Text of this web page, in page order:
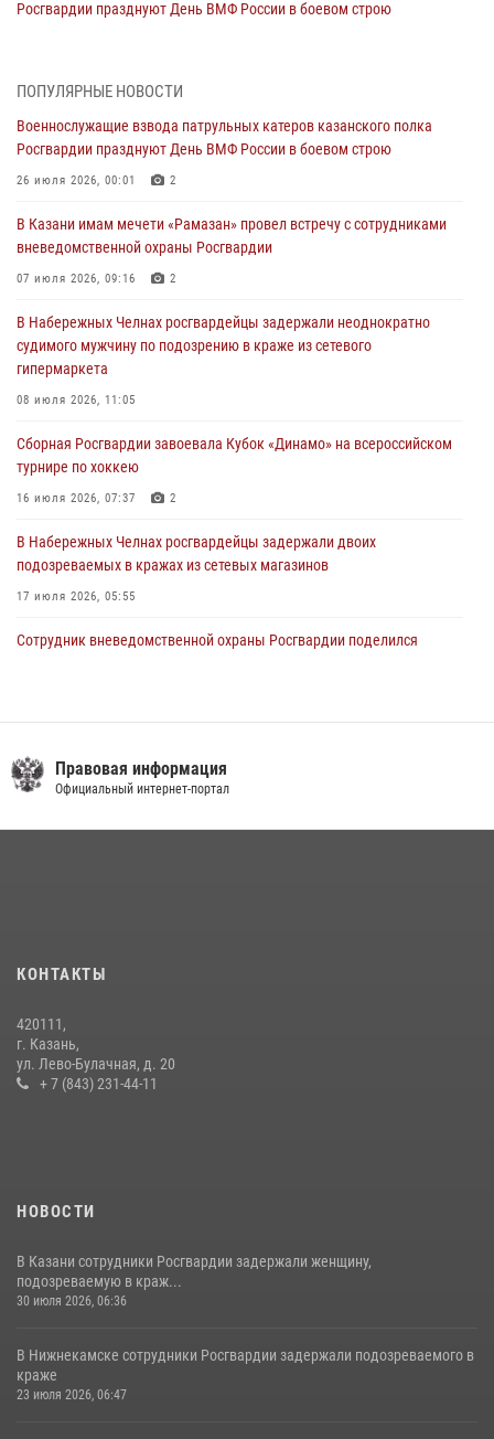
Росгвардии празднуют День ВМФ России в боевом строю
Татарстанские росгвардейцы завоевали «бронзу» в окружном этапе
24 июля 2026, 15:05
В казанском полку Росгвардии состоялся концерт певицы Кристины
В Нижнекамске сотрудники Росгвардии задержали подозреваемого
23 июля 2026, 06:47
В Казани Росгвардия приняла участие в обеспечении безопасности
крестного хода и освящения храма
ПОПУЛЯРНЫЕ НОВОСТИ
Военнослужащие взвода патрульных катеров казанского полка
Росгвардии празднуют День ВМФ России в боевом строю
26 июля 2026, 00:01 2
В Казани имам мечети «Рамазан» провел встречу с сотрудниками
вневедомственной охраны Росгвардии
07 июля 2026, 09:16 2
В Набережных Челнах росгвардейцы задержали неоднократно
судимого мужчину по подозрению в краже из сетевого
гипермаркета
08 июля 2026, 11:05
Сборная Росгвардии завоевала Кубок «Динамо» на всероссийском
турнире по хоккею
16 июля 2026, 07:37 2
В Набережных Челнах росгвардейцы задержали двоих
подозреваемых в кражах из сетевых магазинов
17 июля 2026, 05:55
Сотрудник вневедомственной охраны Росгвардии поделился
Соколовской
23 июля 2026, 10:22 2
15 июля отмечается День образования подразделений связи
Росгвардии
15 июля 2026, 08:41
Правовая информация
Официальный интернет-портал
КОНТАКТЫ
420111,
г. Казань,
ул. Лево-Булачная, д. 20
+ 7 (843) 231-44-11
НОВОСТИ
В Казани сотрудники Росгвардии задержали женщину,
подозреваемую в краж...
30 июля 2026, 06:36
В Нижнекамске сотрудники Росгвардии задержали подозреваемого в
краже
23 июля 2026, 06:47